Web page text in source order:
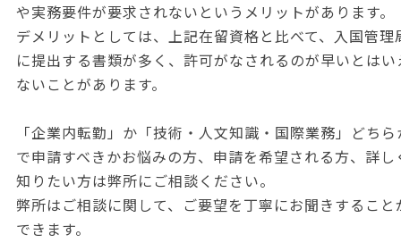
や実務要件が要求されないというメリットがあります。
デメリットとしては、上記在留資格と比べて、入国管理
に提出する書類が多く、許可がなされるのが早いとはい
ないことがあります。
「企業内転勤」か「技術・人文知識・国際業務」どちら
で申請すべきかお悩みの方、申請を希望される方、詳し
知りたい方は弊所にご相談ください。
弊所はご相談に関して、ご要望を丁寧にお聞きすること
できます。